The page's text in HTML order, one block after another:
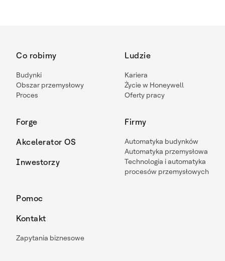
Co robimy
Budynki
Obszar przemysłowy
Proces
Forge
Akcelerator OS
Inwestorzy
Ludzie
Kariera
Życie w Honeywell
Oferty pracy
Firmy
Automatyka budynków
Automatyka przemysłowa
Technologia i automatyka
procesów przemysłowych
Pomoc
Kontakt
Zapytania biznesowe